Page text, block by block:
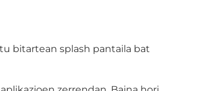
bitartean splash pantaila bat